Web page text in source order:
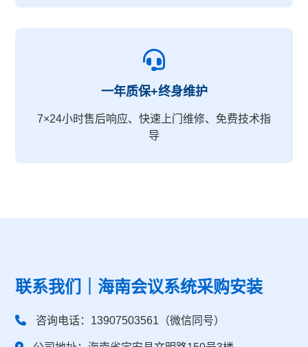
一年质保+终身维护
7×24小时售后响应、快速上门维修、免费技术指
导
联系我们｜海南会议系统采购安装
咨询电话：13907503561（微信同号）